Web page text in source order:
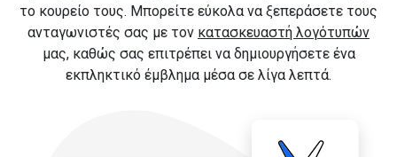
το κουρείο τους. Μπορείτε εύκολα να ξεπεράσετε τους
ανταγωνιστές σας με τον κατασκευαστή λογότυπών
μας, καθώς σας επιτρέπει να δημιουργήσετε ένα
εκπληκτικό έμβλημα μέσα σε λίγα λεπτά.